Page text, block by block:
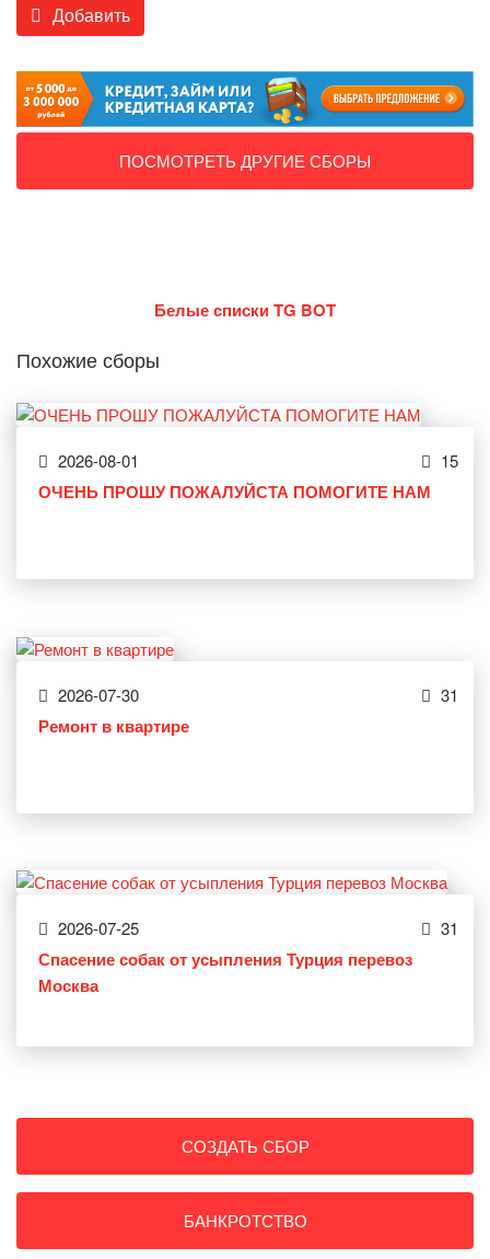
Добавить
ПОСМОТРЕТЬ ДРУГИЕ СБОРЫ
Белые списки TG BOT
Похожие сборы
2026-08-01 15
ОЧЕНЬ ПРОШУ ПОЖАЛУЙСТА ПОМОГИТЕ НАМ
2026-07-30 31
Ремонт в квартире
2026-07-25 31
Спасение собак от усыпления Турция перевоз
Москва
СОЗДАТЬ СБОР
БАНКРОТСТВО